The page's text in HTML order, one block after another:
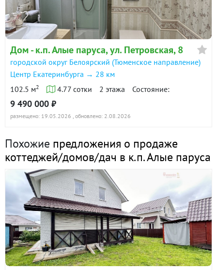
к.п. Алые паруса, ул. Петровская, 1 (городской
округ Белоярский) · 103 м² · уч. 5.5
23 сентября 2017
в продаже
3 210 000
к.п. Алые паруса, ул. Петровская, 6 (городской
округ Белоярский) · 99 м² · уч. 2
в продаже
3 399 000
Дом - к.п. Алые паруса, ул. Петровская, 8
городской округ Белоярский (Тюменское направление)
Центр Екатеринбурга → 28 км
102.5 м2 4.77 сотки 2 этажа Состояние:
9 490 000 ₽
размещено: 19.05.2026 , обновлено: 2.08.2026
Похожие предложения о продаже
коттеджей/домов/дач в к.п. Алые паруса